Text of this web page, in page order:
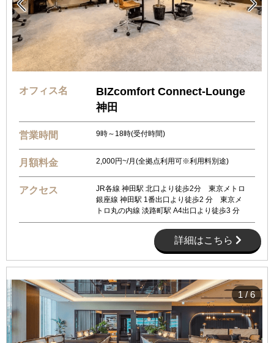
 
オフィス名
BIZcomfort Connect-Lounge
神田
営業時間 9時～18時(受付時間)
月額料金 2,000円~/月(全拠点利用可※利用料別途)
アクセス
JR各線 神田駅 北口より徒歩2分 東京メトロ
銀座線 神田駅 1番出口より徒歩2 分 東京メ
トロ丸の内線 淡路町駅 A4出口より徒歩3 分
詳細はこちら
1 / 6